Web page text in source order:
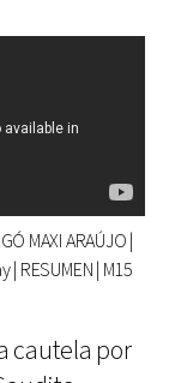
MAXI ARAÚJO |
RESUMEN | M15
cautela por